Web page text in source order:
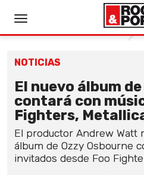
NOTICIAS
El nuevo álbum
contará con
Fighters,
El productor Andrew Watt
álbum de Ozzy Osbourne
invitados desde Foo